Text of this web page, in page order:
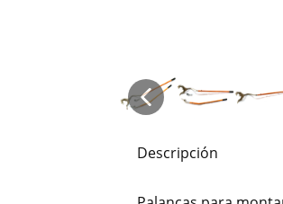
Descripción